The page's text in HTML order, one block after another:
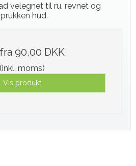
velegnet til ru, revnet og
hud.
90,00 DKK
(inkl. moms)
Vis produkt